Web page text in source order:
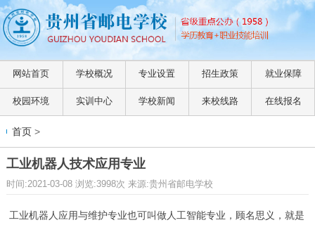
网站首页 学校概况 专业设置 招生政策 就业保障
校园环境 实训中心 学校新闻 来校线路 在线报名
首页>
工业机器人技术应用专业
时间:2021-03-08 浏览:3998次 来源:贵州省邮电学校
工业机器人应用与维护专业也可叫做人工智能专业，顾名思义，就是